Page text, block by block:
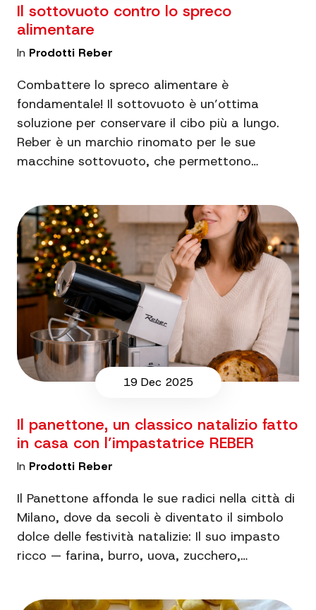
Il sottovuoto contro lo spreco
alimentare
In Prodotti Reber
Combattere lo spreco alimentare è
fondamentale! Il sottovuoto è un’ottima
soluzione per conservare il cibo più a lungo.
Reber è un marchio rinomato per le sue
macchine sottovuoto, che permettono…
19 Dec 2025
Il panettone, un classico natalizio fatto
in casa con l’impastatrice REBER
In Prodotti Reber
Il Panettone affonda le sue radici nella città di
Milano, dove da secoli è diventato il simbolo
dolce delle festività natalizie: Il suo impasto
ricco — farina, burro, uova, zucchero,…